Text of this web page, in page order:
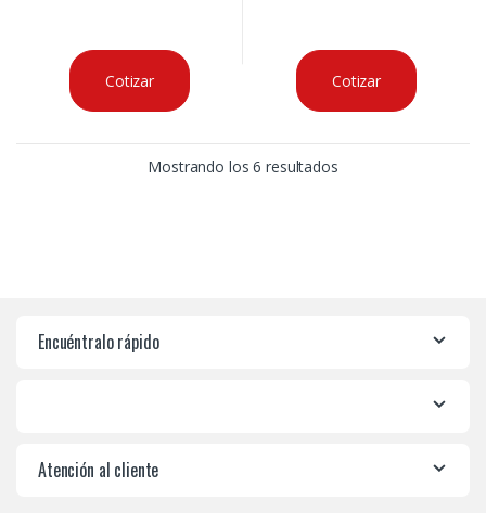
Cotizar Cotizar
Mostrando los 6 resultados
Encuéntralo rápido
Atención al cliente